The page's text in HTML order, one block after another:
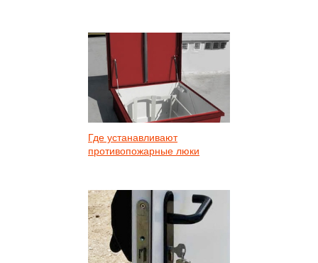
Где устанавливают
противопожарные люки